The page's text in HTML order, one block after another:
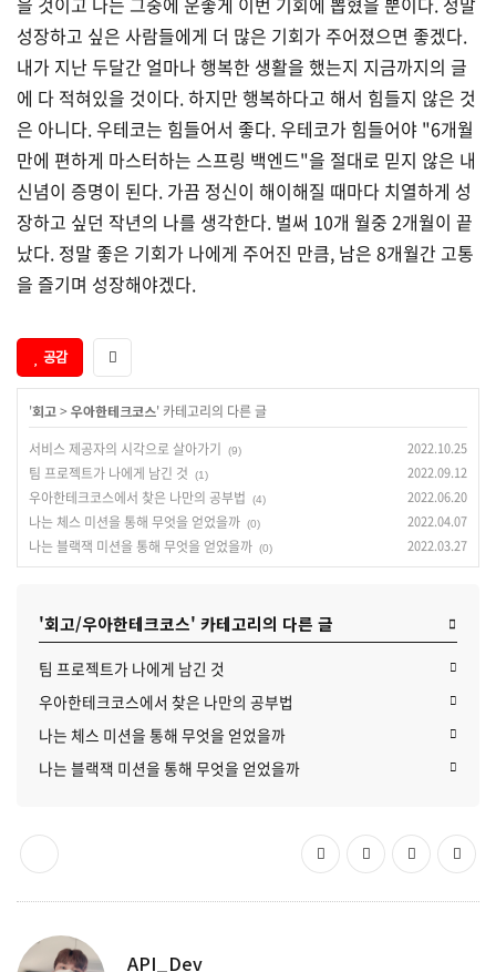
성장하고 싶은 사람들에게 더 많은 기회가 주어졌으면 좋겠다.
내가 지난 두달간 얼마나 행복한 생활을 했는지 지금까지의 글
에 다 적혀있을 것이다. 하지만 행복하다고 해서 힘들지 않은 것
은 아니다. 우테코는 힘들어서 좋다. 우테코가 힘들어야 "6개월
만에 편하게 마스터하는 스프링 백엔드"을 절대로 믿지 않은 내
신념이 증명이 된다. 가끔 정신이 해이해질 때마다 치열하게 성
장하고 싶던 작년의 나를 생각한다. 벌써 10개 월중 2개월이 끝
났다. 정말 좋은 기회가 나에게 주어진 만큼, 남은 8개월간 고통
을 즐기며 성장해야겠다.
공감
'회고> 우아한테크코스' 카테고리의 다른 글
서비스 제공자의 시각으로 살아가기
(9) 2022.10.25
팀 프로젝트가 나에게 남긴 것 (1) 2022.09.12
우아한테크코스에서 찾은 나만의 공부법 (4) 2022.06.20
나는 체스 미션을 통해 무엇을 얻었을까 (0) 2022.04.07
나는 블랙잭 미션을 통해 무엇을 얻었을까 (0) 2022.03.27
'회고/우아한테크코스' 카테고리의 다른 글
팀 프로젝트가 나에게 남긴 것
우아한테크코스에서 찾은 나만의 공부법
나는 체스 미션을 통해 무엇을 얻었을까
나는 블랙잭 미션을 통해 무엇을 얻었을까
API_Dev